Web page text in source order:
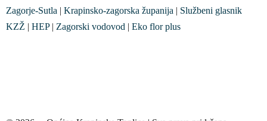
Zagorje-Sutla | Krapinsko-zagorska županija | Službeni glasnik
KZŽ | HEP| Zagorski vodovod | Eko flor plus